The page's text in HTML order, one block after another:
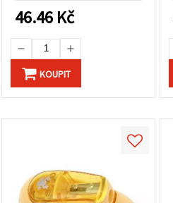
46.46 Kč
KOUPIT